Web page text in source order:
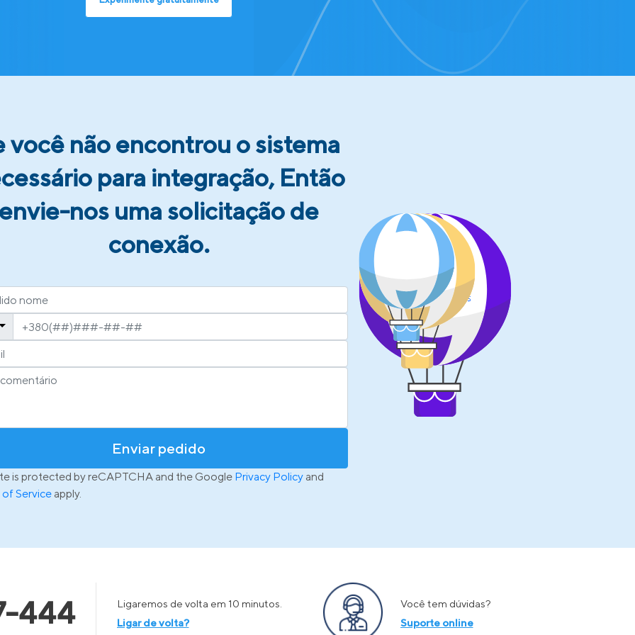
você não encontrou o sistema
para integração, Então
nos uma solicitação de
conexão.
Enviar pedido
is protected by reCAPTCHA and the Google Privacy Policy and
of Service apply.
444
Ligaremos de volta em 10 minutos.
Ligar de volta?
Você tem dúvidas?
Suporte online